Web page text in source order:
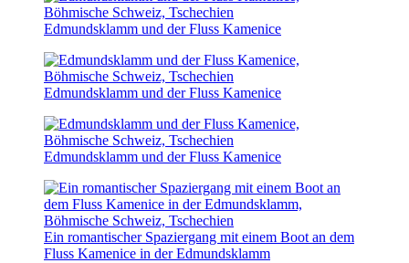
Edmundsklamm und der Fluss Kamenice
Edmundsklamm und der Fluss Kamenice
Edmundsklamm und der Fluss Kamenice
Ein romantischer Spaziergang mit einem Boot an dem
Fluss Kamenice in der Edmundsklamm